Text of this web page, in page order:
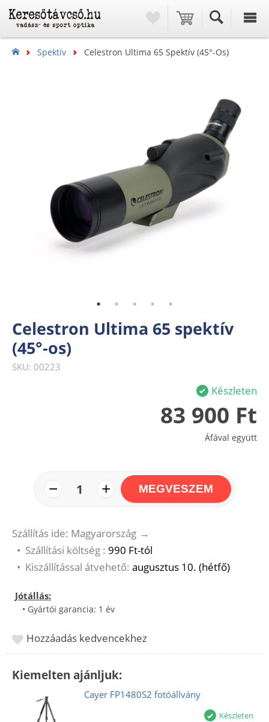
Spektív Celestron Ultima 65 Spektív (45°-Os)
Celestron Ultima 65 spektív
(45°-os)
SKU: 00223
Készleten
83 900 Ft
Áfával együtt
− 1 + MEGVESZEM
Szállítás ide: Magyarország →
• Szállítási költség : 990 Ft-tól
• Kiszállítással átvehető: augusztus 10. (hétfő)
Jótállás:
• Gyártói garancia: 1 év
Hozzáadás kedvencekhez
Kiemelten ajánljuk:
Cayer FP1480S2 fotóállvány
Készleten